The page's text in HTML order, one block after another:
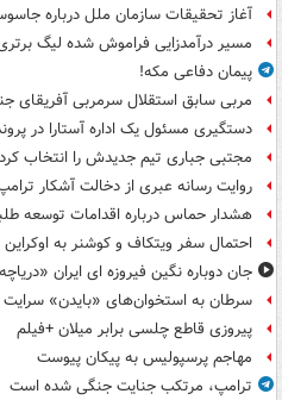
آغاز تحقیقات سازمان ملل درباره
مسیر درآمدزایی فراموش شده لیگ
پیمان دفاعی مکه!
مربی سابق استقلال سرمربی آفریقای
دستگیری مسئول یک اداره آستارا در
مجتبی جباری تیم جدیدش را انتخاب کرد
روایت رسانه عبری از دخالت آشکار
هشدار حماس درباره اقدامات توسعه
احتمال سفر ویتکاف و کوشنر به
جان دوباره نگین فیروزه ای ایران
سرطان به استخوان‌های «بایدن»
پیروزی قاطع چلسی برابر میلان +فیلم
مهاجم پرسپولیس به پیکان پیوست
ترامپ، مرتکب جنایت جنگی شده است